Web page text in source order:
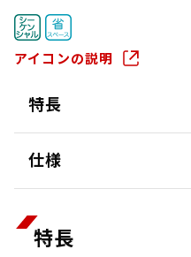
アイコンの説明
特長
仕様
特長